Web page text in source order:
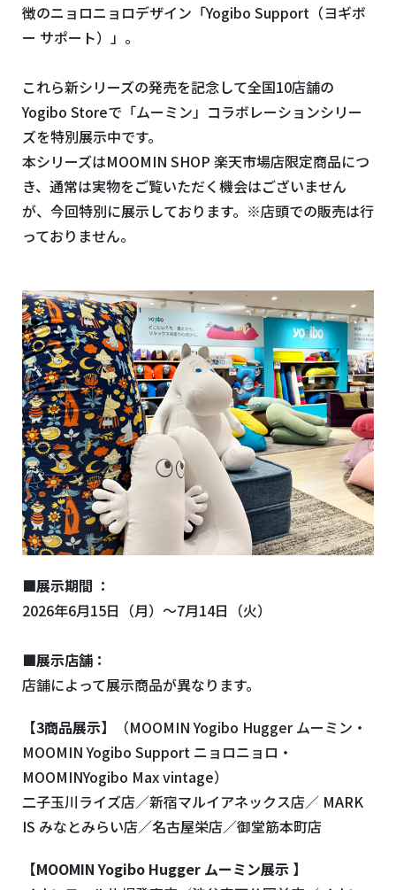
徴のニョロニョロデザイン「Yogibo Support（ヨギボ
ー サポート）」。
これら新シリーズの発売を記念して全国10店舗の
Yogibo Storeで「ムーミン」コラボレーションシリー
ズを特別展示中です。
本シリーズはMOOMIN SHOP 楽天市場店限定商品につ
き、通常は実物をご覧いただく機会はございません
が、今回特別に展示しております。※店頭での販売は行
っておりません。
■展示期間 ：
2026年6月15日（月）〜7月14日（火）
■展示店舗：
店舗によって展示商品が異なります。
【3商品展示】
（MOOMIN Yogibo Hugger ムーミン・
MOOMIN Yogibo Support ニョロニョロ・
MOOMINYogibo Max vintage）
二子玉川ライズ店／新宿マルイアネックス店／ MARK
IS みなとみらい店／名古屋栄店／御堂筋本町店
【MOOMIN Yogibo Hugger ムーミン展示 】